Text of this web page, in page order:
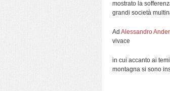
mostrato la
grandi società
Ad Alessandro
vivace
in cui accanto ai
montagna si sono